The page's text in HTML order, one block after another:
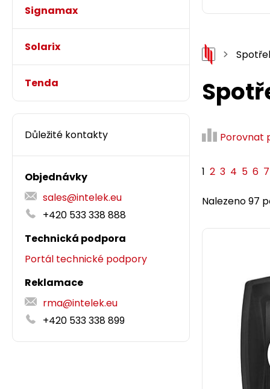
Signamax
Solarix
Tenda
Důležité kontakty
Objednávky
sales@intelek.eu
+420 533 338 888
Technická podpora
Portál technické podpory
Reklamace
rma@intelek.eu
+420 533 338 899
Porovnat
1 2 3 4 5 6 7
Nalezeno 97